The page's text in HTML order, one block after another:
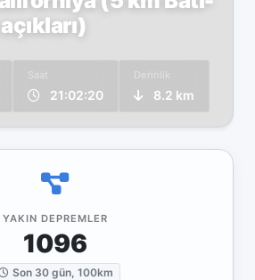
Saat
21:02:20
Derinlik
8.2 km
YAKIN DEPREMLER
1096
Son 30 gün, 100km